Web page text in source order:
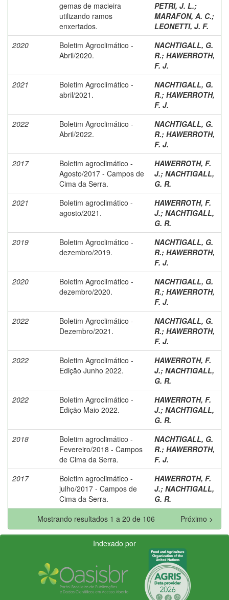
gemas de macieira
utilizando ramos
enxertados.
PETRI, J. L.;
MARAFON, A. C.;
LEONETTI, J. F.
2020
Boletim Agroclimático -
Abril/2020.
NACHTIGALL, G.
R.; HAWERROTH,
F. J.
2021
Boletim Agroclimático -
abril/2021.
NACHTIGALL, G.
R.; HAWERROTH,
F. J.
2022
Boletim Agroclimático -
Abril/2022.
NACHTIGALL, G.
R.; HAWERROTH,
F. J.
2017
Boletim agroclimático -
Agosto/2017 - Campos de
Cima da Serra.
HAWERROTH, F.
J.; NACHTIGALL,
G. R.
2021
Boletim agroclimático -
agosto/2021.
HAWERROTH, F.
J.; NACHTIGALL,
G. R.
2019
Boletim Agroclimático -
dezembro/2019.
NACHTIGALL, G.
R.; HAWERROTH,
F. J.
2020
Boletim Agroclimático -
dezembro/2020.
NACHTIGALL, G.
R.; HAWERROTH,
F. J.
2022
Boletim Agroclimático -
Dezembro/2021.
NACHTIGALL, G.
R.; HAWERROTH,
F. J.
2022
Boletim Agroclimático -
Edição Junho 2022.
HAWERROTH, F.
J.; NACHTIGALL,
G. R.
2022
Boletim Agroclimático -
Edição Maio 2022.
HAWERROTH, F.
J.; NACHTIGALL,
G. R.
2018
Boletim agroclimático -
Fevereiro/2018 - Campos
de Cima da Serra.
NACHTIGALL, G.
R.; HAWERROTH,
F. J.
2017
Boletim agroclimático -
julho/2017 - Campos de
Cima da Serra.
HAWERROTH, F.
J.; NACHTIGALL,
G. R.
Mostrando resultados 1 a 20 de 106
Próximo >
Indexado por